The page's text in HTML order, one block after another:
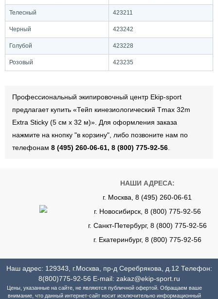
Телесный 423211
Черный 423242
Голубой 423228
Розовый 423235
Профессиональный экипировочный центр Ekip-sport
предлагает купить «Тейп кинезиологический Tmax 32m
Extra Sticky (5 см x 32 м)». Для оформления заказа
нажмите на кнопку "в корзину", либо позвоните нам по
телефонам 8 (495) 260-06-61, 8 (800) 775-92-56
НАШИ АДРЕСА:
г. Москва, 8 (495) 260-06-61
г. Новосибирск, 8 (800) 775-92-56
г. Санкт-Петербург, 8 (800) 775-92-56
г. Екатеринбург, 8 (800) 775-92-56
Наш адрес: 129343, г.Москва, пр-д Серебрякова, д.12 Телефон:
8(800)775-92-56 E-mail: zakaz@ekip-sport.ru
Цены, указанные на сайте, не являются публичной офертой. Обращаем ваше
внимание, что данный интернет-сайт носит исключительно информационный